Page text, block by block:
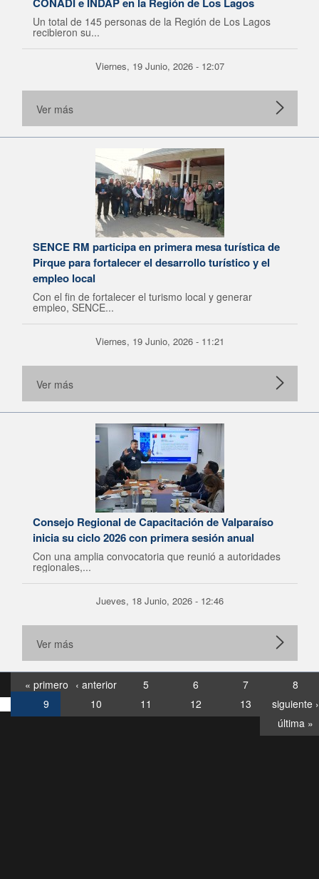
Un total de 145 personas de la Región de Los Lagos
recibieron su...
Viernes, 19 Junio, 2026 - 12:07
Ver más
SENCE RM participa en primera mesa turística de
Pirque para fortalecer el desarrollo turístico y el
empleo local
Con el fin de fortalecer el turismo local y generar
empleo, SENCE...
Viernes, 19 Junio, 2026 - 11:21
Ver más
Consejo Regional de Capacitación de Valparaíso
inicia su ciclo 2026 con primera sesión anual
Con una amplia convocatoria que reunió a autoridades
regionales,...
Jueves, 18 Junio, 2026 - 12:46
Ver más
« primero ‹ anterior 5 6 7
8
9
10 11 12 13
siguiente ›
última »